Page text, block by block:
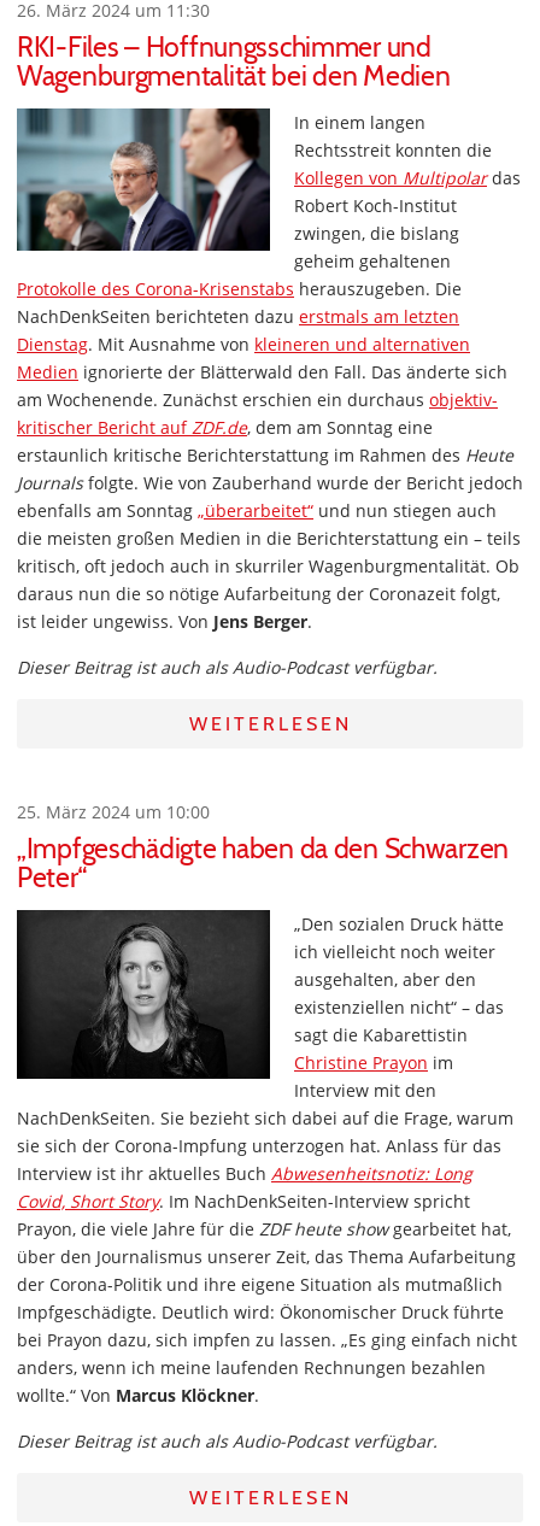
26. März 2024 um 11:30
RKI-Files – Hoffnungsschimmer und
Wagenburgmentalität bei den Medien
In einem langen
Rechtsstreit konnten die
Kollegen von Multipolardas
Robert Koch-Institut
zwingen, die bislang
geheim gehaltenen
Protokolle des Corona-Krisenstabs herauszugeben. Die
NachDenkSeiten berichteten dazu erstmals am letzten
Dienstag. Mit Ausnahme von kleineren und alternativen
Medien ignorierte der Blätterwald den Fall. Das änderte sich
am Wochenende. Zunächst erschien ein durchaus objektiv-
kritischer Bericht aufZDF.de, dem am Sonntag eine
erstaunlich kritische Berichterstattung im Rahmen des Heute
Journalsfolgte. Wie von Zauberhand wurde der Bericht jedoch
ebenfalls am Sonntag „überarbeitet“ und nun stiegen auch
die meisten großen Medien in die Berichterstattung ein – teils
kritisch, oft jedoch auch in skurriler Wagenburgmentalität. Ob
daraus nun die so nötige Aufarbeitung der Coronazeit folgt,
ist leider ungewiss. Von Jens Berger.
Dieser Beitrag ist auch als Audio-Podcast verfügbar.
WEITERLESEN
25. März 2024 um 10:00
„Impfgeschädigte haben da den Schwarzen
Peter“
„Den sozialen Druck hätte
ich vielleicht noch weiter
ausgehalten, aber den
existenziellen nicht“ – das
sagt die Kabarettistin
Christine Prayon im
Interview mit den
NachDenkSeiten. Sie bezieht sich dabei auf die Frage, warum
sie sich der Corona-Impfung unterzogen hat. Anlass für das
Interview ist ihr aktuelles Buch Abwesenheitsnotiz: Long
Covid, Short Story. Im NachDenkSeiten-Interview spricht
Prayon, die viele Jahre für die ZDF heute showgearbeitet hat,
über den Journalismus unserer Zeit, das Thema Aufarbeitung
der Corona-Politik und ihre eigene Situation als mutmaßlich
Impfgeschädigte. Deutlich wird: Ökonomischer Druck führte
bei Prayon dazu, sich impfen zu lassen. „Es ging einfach nicht
anders, wenn ich meine laufenden Rechnungen bezahlen
wollte.“ Von Marcus Klöckner.
Dieser Beitrag ist auch als Audio-Podcast verfügbar.
WEITERLESEN